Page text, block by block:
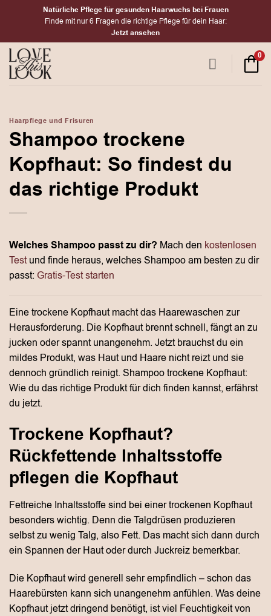
Natürliche Pflege für gesunden Haarwuchs bei Frauen
Finde mit nur 6 Fragen die richtige Pflege für dein Haar:
Jetzt ansehen
0
Haarpflege und Frisuren
Shampoo trockene
Kopfhaut: So findest du
das richtige Produkt
Welches Shampoo passt zu dir? Mach den kostenlosen
Testund finde heraus, welches Shampoo am besten zu dir
passt: Gratis-Test starten
Eine trockene Kopfhaut macht das Haarewaschen zur
Herausforderung. Die Kopfhaut brennt schnell, fängt an zu
jucken oder spannt unangenehm. Jetzt brauchst du ein
mildes Produkt, was Haut und Haare nicht reizt und sie
dennoch gründlich reinigt. Shampoo trockene Kopfhaut:
Wie du das richtige Produkt für dich finden kannst, erfährst
du jetzt.
Trockene Kopfhaut?
Rückfettende Inhaltsstoffe
pflegen die Kopfhaut
Fettreiche Inhaltsstoffe sind bei einer trockenen Kopfhaut
besonders wichtig. Denn die Talgdrüsen produzieren
selbst zu wenig Talg, also Fett. Das macht sich dann durch
ein Spannen der Haut oder durch Juckreiz bemerkbar.
Die Kopfhaut wird generell sehr empfindlich – schon das
Haarebürsten kann sich unangenehm anfühlen. Was deine
Kopfhaut jetzt dringend benötigt, ist viel Feuchtigkeit von